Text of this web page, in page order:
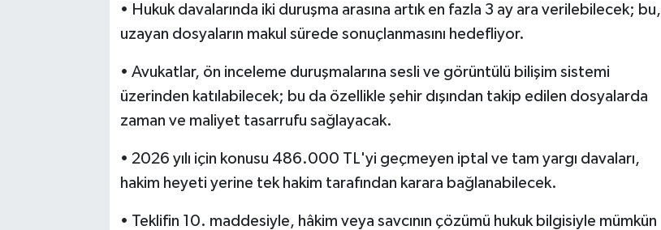
• Hukuk davalarında iki duruşma arasına artık en fazla 3 ay ara verilebilecek; bu,
uzayan dosyaların makul sürede sonuçlanmasını hedefliyor.
• Avukatlar, ön inceleme duruşmalarına sesli ve görüntülü bilişim sistemi
üzerinden katılabilecek; bu da özellikle şehir dışından takip edilen dosyalarda
zaman ve maliyet tasarrufu sağlayacak.
• 2026 yılı için konusu 486.000 TL'yi geçmeyen iptal ve tam yargı davaları,
hakim heyeti yerine tek hakim tarafından karara bağlanabilecek.
• Teklifin 10. maddesiyle, hâkim veya savcının çözümü hukuk bilgisiyle mümkün